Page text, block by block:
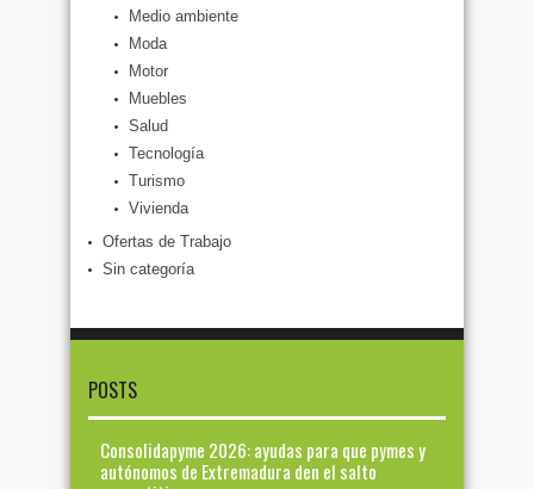
Medio ambiente
Moda
Motor
Muebles
Salud
Tecnología
Turismo
Vivienda
Ofertas de Trabajo
Sin categoría
POSTS
Consolidapyme 2026: ayudas para que pymes y
autónomos de Extremadura den el salto